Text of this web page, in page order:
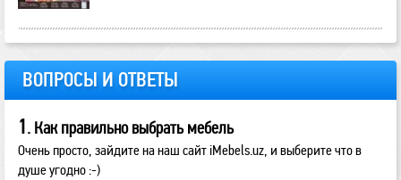
ВОПРОСЫ И ОТВЕТЫ
1 . Как правильно выбрать мебель
Очень просто, зайдите на наш сайт iMebels.uz, и выберите что в
душе угодно :-)